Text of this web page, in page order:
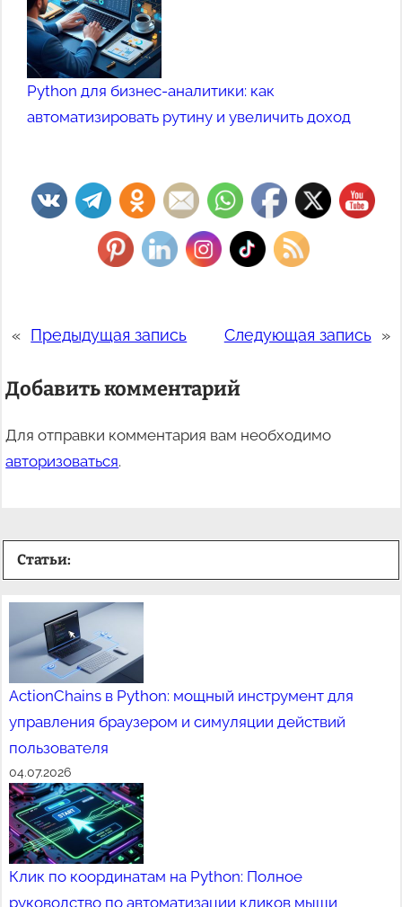
Python для бизнес-аналитики: как
автоматизировать рутину и увеличить доход
« Предыдущая запись Следующая запись »
Добавить комментарий
Для отправки комментария вам необходимо
авторизоваться.
Статьи:
ActionChains в Python: мощный инструмент для
управления браузером и симуляции действий
пользователя
04.07.2026
Клик по координатам на Python: Полное
руководство по автоматизации кликов мыши